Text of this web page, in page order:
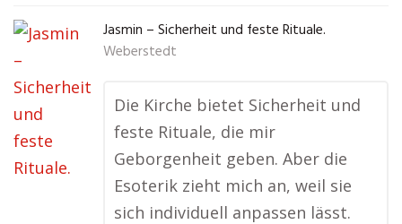
Jasmin – Sicherheit und feste Rituale.
Weberstedt
Die Kirche bietet Sicherheit und
feste Rituale, die mir
Geborgenheit geben. Aber die
Esoterik zieht mich an, weil sie
sich individuell anpassen lässt.